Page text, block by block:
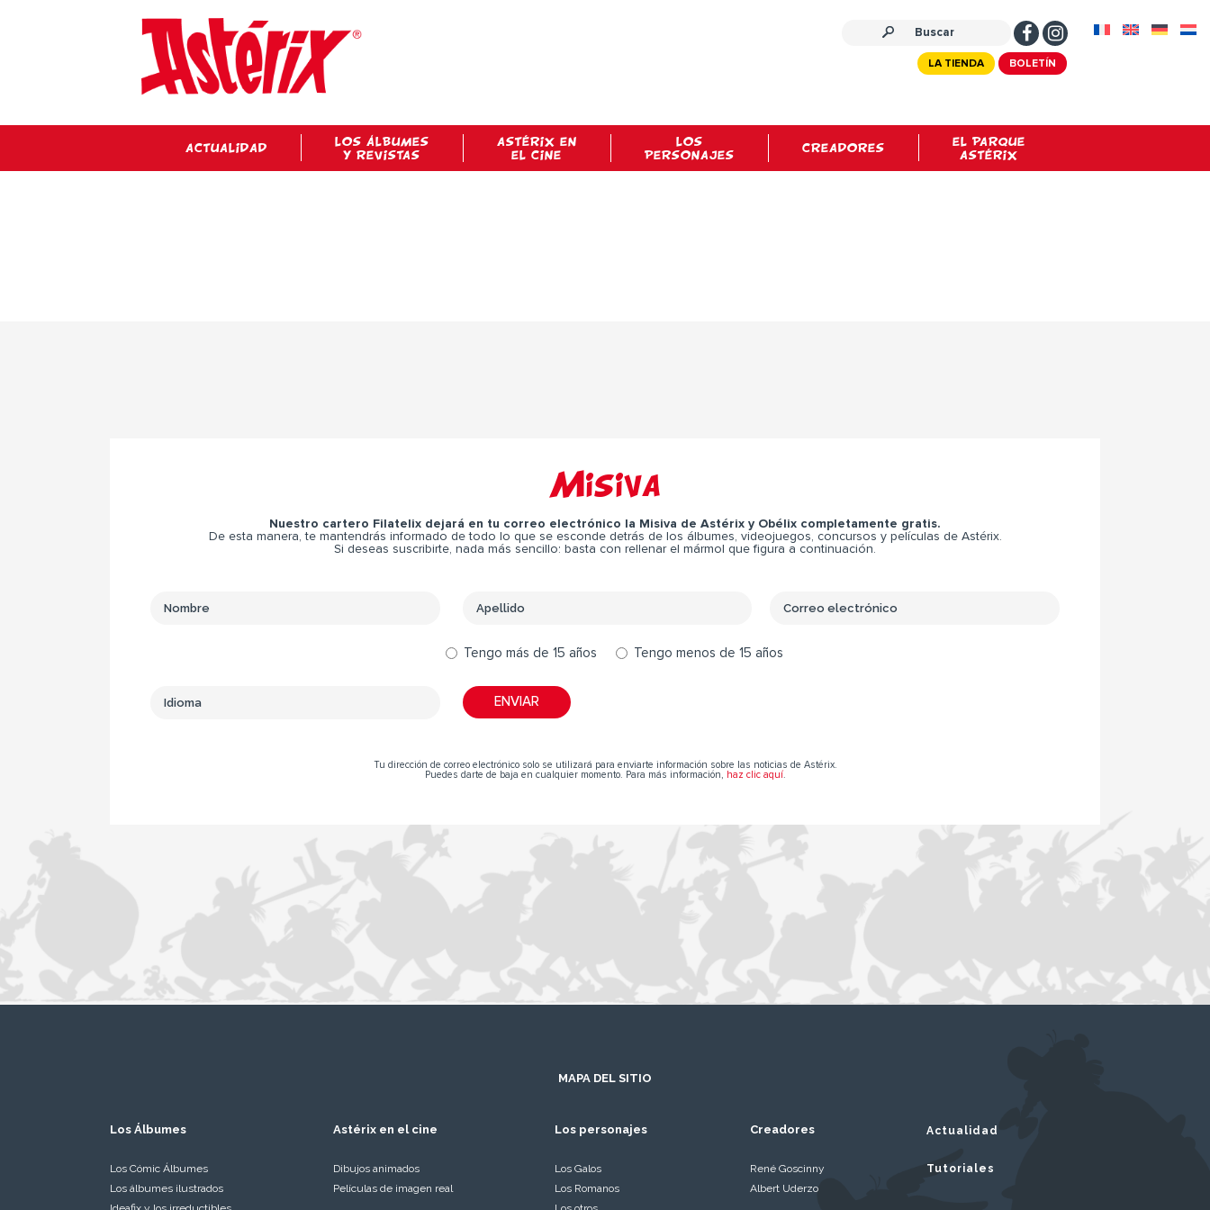
BOLETÍN
LA TIENDA
ACTUALIDAD
LOS ÁLBUMES
Y REVISTAS
ASTÉRIX EN
EL CINE
LOS
PERSONAJES
CREADORES
EL PARQUE
ASTÉRIX
Misiva
Nuestro cartero Filatelix dejará en tu correo electrónico la Misiva de Astérix y Obélix completamente gratis.
De esta manera, te mantendrás informado de todo lo que se esconde detrás de los álbumes, videojuegos, concursos y películas de Astérix.
Si deseas suscribirte, nada más sencillo: basta con rellenar el mármol que figura a continuación.
Tengo más de 15 años Tengo menos de 15 años
Tu dirección de correo electrónico solo se utilizará para enviarte información sobre las noticias de Astérix.
Puedes darte de baja en cualquier momento. Para más información,
haz clic aquí.
MAPA DEL SITIO
Los Álbumes
Los Cómic Álbumes
Los álbumes ilustrados
Astérix en el cine
Dibujos animados
Películas de imagen real
Los personajes
Los Galos
Los Romanos
Creadores
René Goscinny
Albert Uderzo
Actualidad
Tutoriales